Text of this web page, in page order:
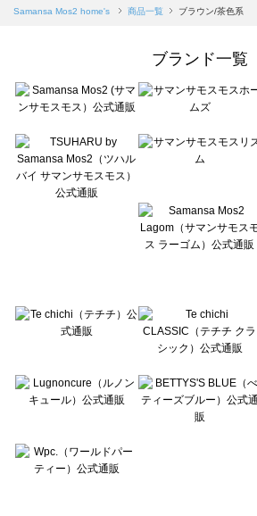
Samansa Mos2 blue（サマンサモスモス ブルー）の一覧
Te chichi（テチチ）の一覧
Te chichi CLASSIC（テチチ クラシック）の一覧
Lugnoncure（ルノンキュール）の一覧
BETTY'S BLUE（べティーズブルー）の一覧
Wpc.（ワールドパーティー）の一覧
Samansa Mos2 home's 商品一覧 ブラウン/茶色系
ブランド一覧